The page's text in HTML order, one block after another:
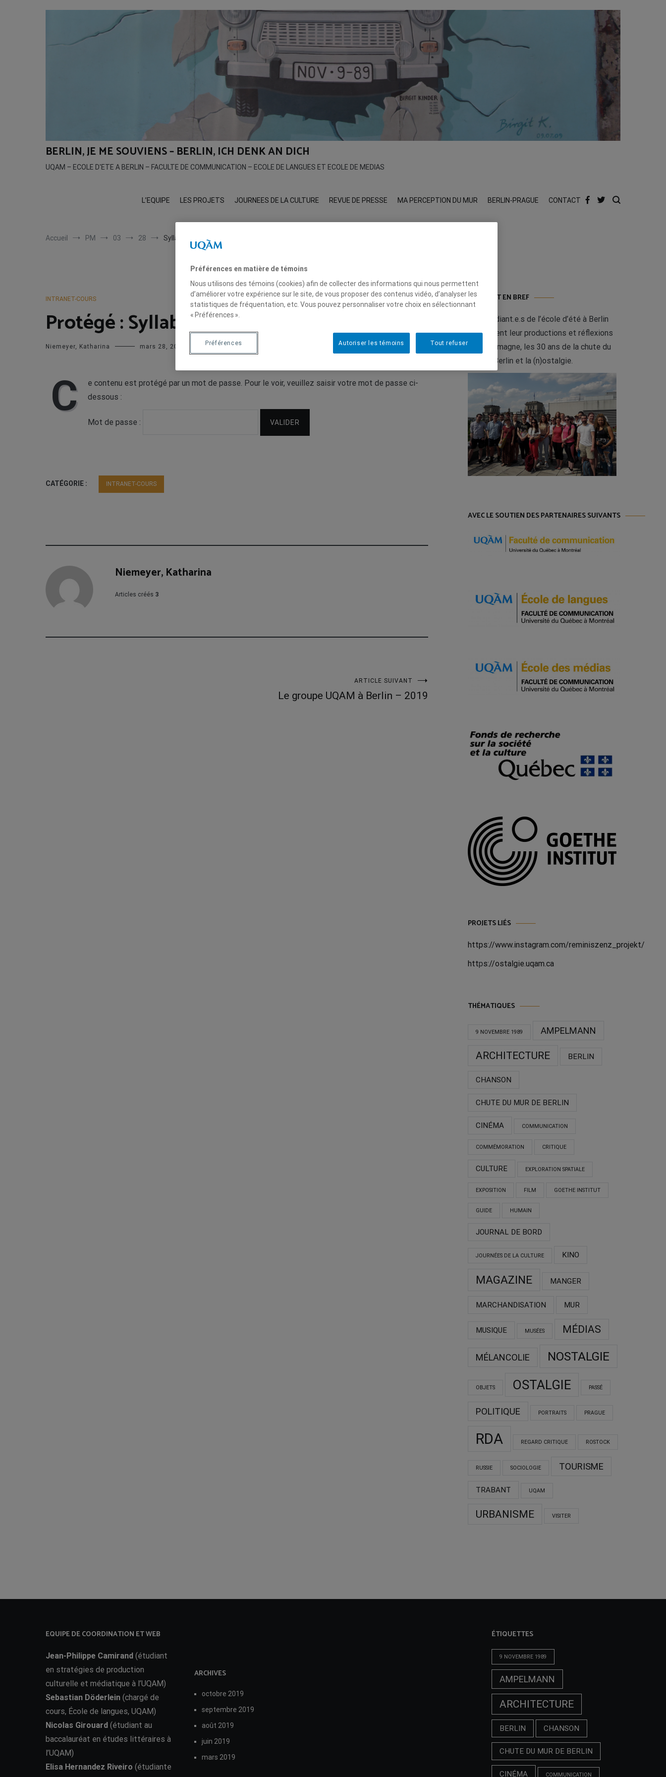
BERLIN, JE ME SOUVIENS – BERLIN, ICH DENK AN DICH
UQAM – ECOLE D'ETE A BERLIN – FACULTE DE COMMUNICATION – ECOLE DE LANGUES ET ECOLE DE MEDIAS
L’EQUIPE LES PROJETS JOURNEES DE LA CULTURE REVUE DE PRESSE MA PERCEPTION DU MUR BERLIN-PRAGUE CONTACT
Accueil PM 03 28 Syllabus des deux cours
INTRANET-COURS
Protégé : Syllabus des deux cours
Niemeyer, Katharina mars 28, 2019
C
e contenu est protégé par un mot de passe. Pour le voir, veuillez saisir votre mot de passe ci-
dessous :
Mot de passe :
CATÉGORIE : INTRANET-COURS
Niemeyer, Katharina
Articles créés 3
ARTICLE SUIVANT
Le groupe UQAM à Berlin – 2019
LE PROJET EN BREF
Les étudiant.e.s de l’école d’été à Berlin
présentent leur productions et réflexions
sur l’Allemagne, les 30 ans de la chute du
mur de Berlin et la (n)ostalgie.
AVEC LE SOUTIEN DES PARTENAIRES SUIVANTS
PROJETS LIÉS
https://www.instagram.com/reminiszenz_projekt/
https://ostalgie.uqam.ca
THÉMATIQUES
9 NOVEMBRE 1989 AMPELMANN
ARCHITECTURE BERLIN
CHANSON
CHUTE DU MUR DE BERLIN
CINÉMA COMMUNICATION
COMMÉMORATION CRITIQUE
CULTURE EXPLORATION SPATIALE
EXPOSITION FILM GOETHE INSTITUT
GUIDE HUMAIN
JOURNAL DE BORD
JOURNÉES DE LA CULTURE KINO
MAGAZINE MANGER
MARCHANDISATION MUR
MUSIQUE MUSÉES MÉDIAS
MÉLANCOLIE NOSTALGIE
OBJETS OSTALGIE PASSÉ
POLITIQUE PORTRAITS PRAGUE
RDA REGARD CRITIQUE ROSTOCK
RUSSIE SOCIOLOGIE TOURISME
TRABANT UQAM
URBANISME VISITER
EQUIPE DE COORDINATION ET WEB
Jean-Philippe Camirand (étudiant
en stratégies de production
culturelle et médiatique à l’UQAM)
Sebastian Döderlein (chargé de
cours, École de langues, UQAM)
Nicolas Girouard (étudiant au
baccalauréat en études littéraires à
l’UQAM)
Elisa Hernandez Riveiro (étudiante
ARCHIVES
octobre 2019
septembre 2019
août 2019
juin 2019
mars 2019
ÉTIQUETTES
9 NOVEMBRE 1989
AMPELMANN
ARCHITECTURE
BERLIN CHANSON
CHUTE DU MUR DE BERLIN
CINÉMA COMMUNICATION
Préférences en matière de témoins
Nous utilisons des témoins (cookies) afin de collecter des informations qui nous permettent
d’améliorer votre expérience sur le site, de vous proposer des contenus vidéo, d’analyser les
statistiques de fréquentation, etc. Vous pouvez personnaliser votre choix en sélectionnant
« Préférences ».
Tout refuser
Autoriser les témoins
Préférences